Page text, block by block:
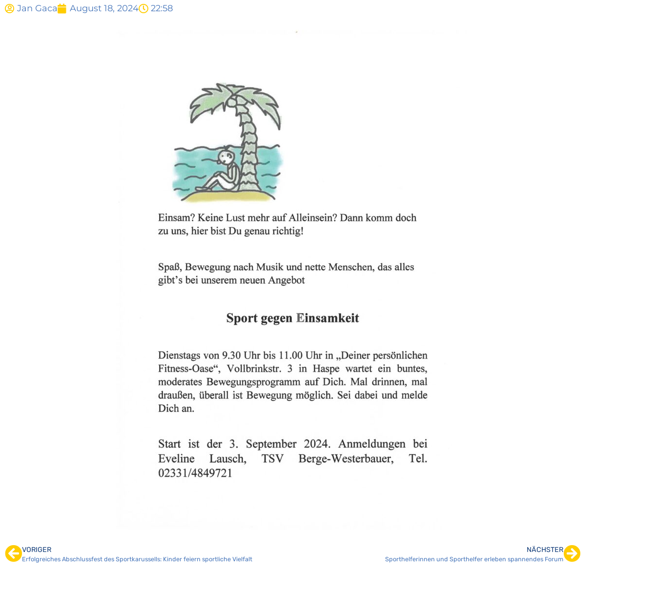
Jan Gaca August 18, 2024 22:58
VORIGER
Erfolgreiches Abschlussfest des Sportkarussells: Kinder feiern sportliche Vielfalt
NÄCHSTER
Sporthelferinnen und Sporthelfer erleben spannendes Forum